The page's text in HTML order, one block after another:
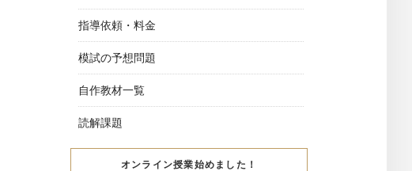
指導依頼・料金
模試の予想問題
自作教材一覧
読解課題
オンライン授業始めました！